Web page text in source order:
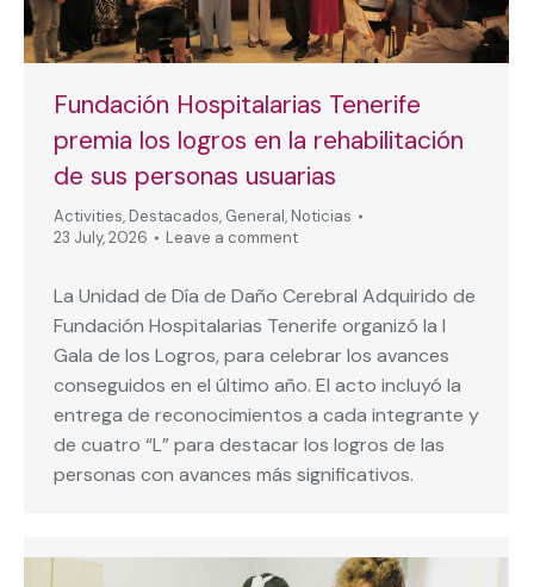
Fundación Hospitalarias Tenerife
premia los logros en la rehabilitación
de sus personas usuarias
Activities, Destacados, General, Noticias
23 July, 2026
Leave a comment
La Unidad de Día de Daño Cerebral Adquirido de
Fundación Hospitalarias Tenerife organizó la I
Gala de los Logros, para celebrar los avances
conseguidos en el último año. El acto incluyó la
entrega de reconocimientos a cada integrante y
de cuatro “L” para destacar los logros de las
personas con avances más significativos.